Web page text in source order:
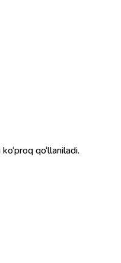
qo‘llaniladi.